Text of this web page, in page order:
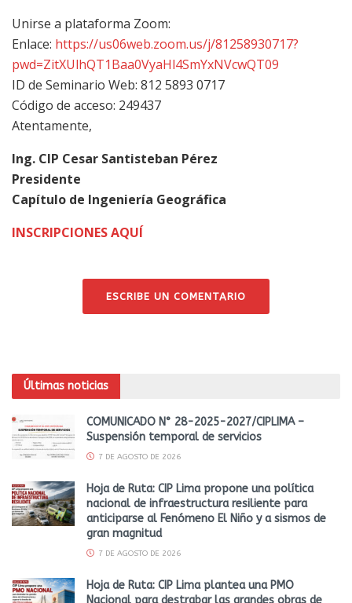
Unirse a plataforma Zoom:
Enlace: https://us06web.zoom.us/j/81258930717?
pwd=ZitXUlhQT1Baa0VyaHl4SmYxNVcwQT09
ID de Seminario Web: 812 5893 0717
Código de acceso: 249437
Atentamente,
Ing. CIP Cesar Santisteban Pérez
Presidente
Capítulo de Ingeniería Geográfica
INSCRIPCIONES AQUÍ
ESCRIBE UN COMENTARIO
Últimas noticias
COMUNICADO N° 28-2025-2027/CIPLIMA –
Suspensión temporal de servicios
7 DE AGOSTO DE 2026
Hoja de Ruta: CIP Lima propone una política
nacional de infraestructura resiliente para
anticiparse al Fenómeno El Niño y a sismos de
gran magnitud
7 DE AGOSTO DE 2026
Hoja de Ruta: CIP Lima plantea una PMO